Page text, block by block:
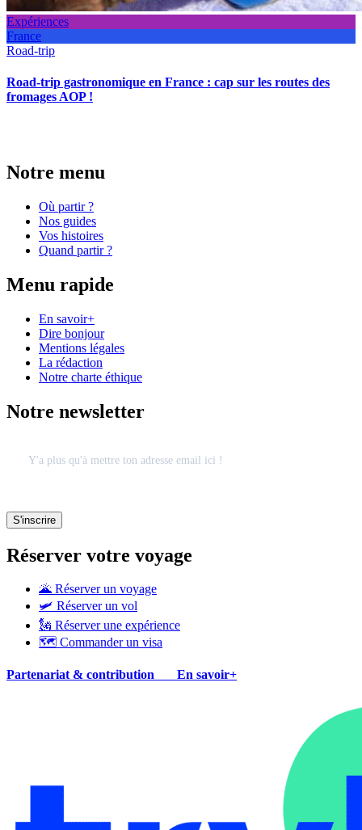
Expériences
France
Road-trip
Road-trip gastronomique en France : cap sur les routes des
fromages AOP !
Notre menu
Où partir ?
Nos guides
Vos histoires
Quand partir ?
Menu rapide
En savoir+
Dire bonjour
Mentions légales
La rédaction
Notre charte éthique
Notre newsletter
Réserver votre voyage
🌋 Réserver un voyage
🛩 Réserver un vol
🗽 Réserver une expérience
🗺 Commander un visa
Partenariat & contribution En savoir+